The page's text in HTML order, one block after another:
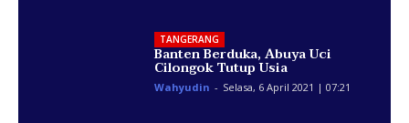
TANGERANG
Banten Berduka, Abuya Uci
Cilongok Tutup Usia
Wahyudin - Selasa, 6 April 2021 | 07:21